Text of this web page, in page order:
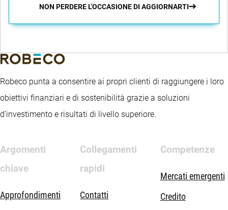
NON PERDERE L'OCCASIONE DI AGGIORNARTI
Robeco punta a consentire ai propri clienti di raggiungere i loro
obiettivi finanziari e di sostenibilità grazie a soluzioni
d’investimento e risultati di livello superiore.
Argomenti
chiave
Approfondimenti
Collegamenti
rapidi
Contatti
Competenze
Mercati emergenti
Credito